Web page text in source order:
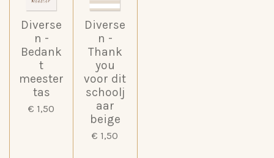
Diverse
n -
Bedank
t
meester
tas
€ 1,50
Diverse
n -
Thank
you
voor dit
schoolj
aar
beige
€ 1,50